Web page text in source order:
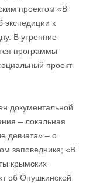
проектом «В
экспедиции к
В утренние
программы
проект
документальной
– локальная
девчата» – о
заповеднике; «В
крымских
об Опушкинской